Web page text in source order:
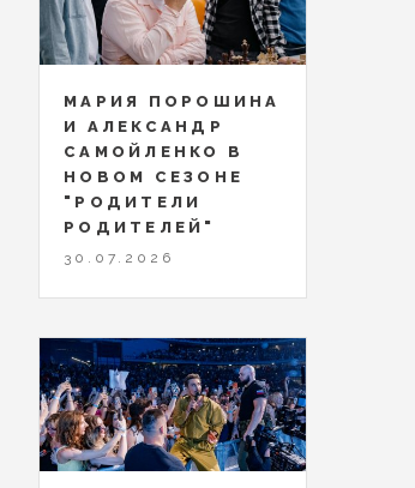
МАРИЯ ПОРОШИНА
И АЛЕКСАНДР
САМОЙЛЕНКО В
НОВОМ СЕЗОНЕ
"РОДИТЕЛИ
РОДИТЕЛЕЙ"
30.07.2026